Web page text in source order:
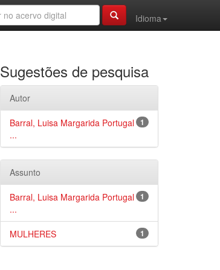
Idioma
Sugestões de pesquisa
Autor
1
Barral, Luisa Margarida Portugal
...
Assunto
1
Barral, Luisa Margarida Portugal
...
1
MULHERES